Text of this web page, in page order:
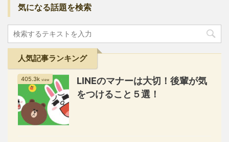
気になる話題を検索
人気記事ランキング
405.3k view
LINEのマナーは大切！後輩が気
をつけること５選！